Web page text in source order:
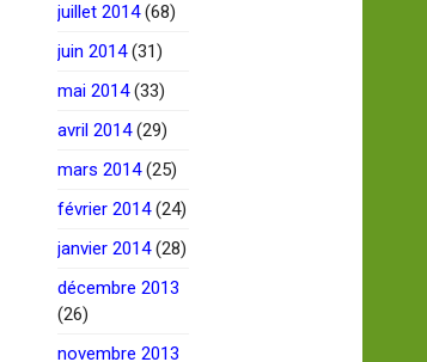
juillet 2014(68)
juin 2014(31)
mai 2014(33)
avril 2014(29)
mars 2014(25)
février 2014(24)
janvier 2014(28)
décembre 2013
(26)
novembre 2013